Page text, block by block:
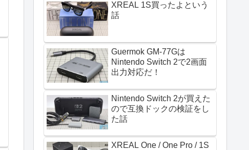
XREAL 1S買ったよという
話
Guermok GM-77Gは
Nintendo Switch 2で2画面
出力対応だ！
Nintendo Switch 2が買えた
ので互換ドックの検証をし
た話
XREAL One / One Pro / 1S